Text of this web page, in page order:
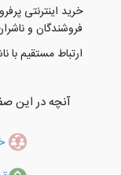
خرید اینترنتی
فروشندگان و
ارتباط مستقیم با
آنچه در این